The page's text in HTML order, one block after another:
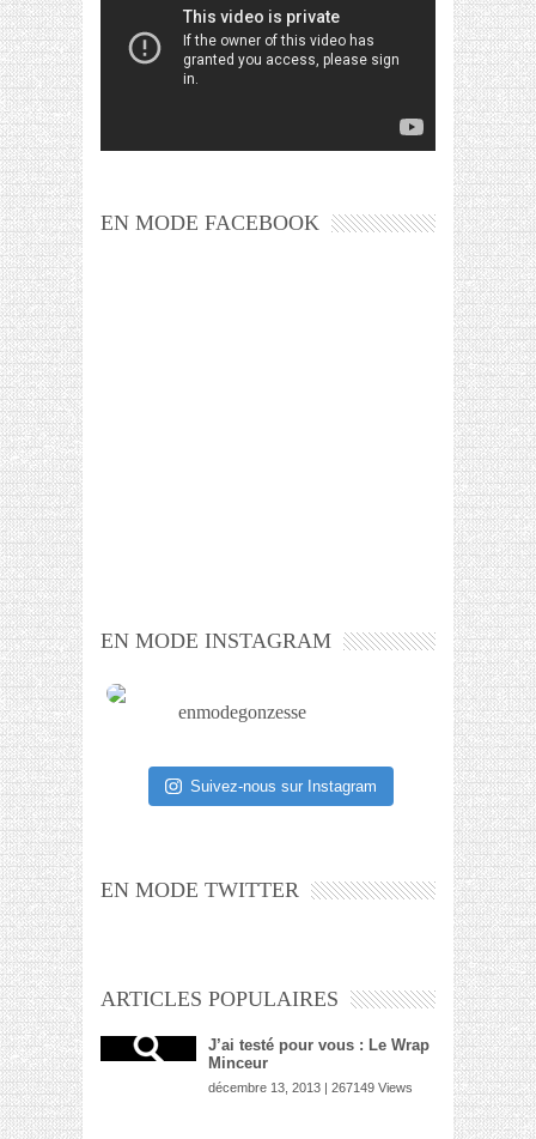
EN MODE FACEBOOK
EN MODE INSTAGRAM
enmodegonzesse
Suivez-nous sur Instagram
EN MODE TWITTER
ARTICLES POPULAIRES
J’ai testé pour vous : Le Wrap
Minceur
décembre 13, 2013 | 267149 Views